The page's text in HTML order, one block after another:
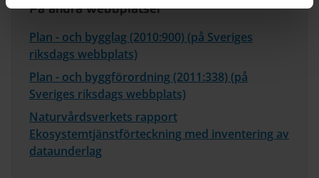
På andra webbplatser
Plan - och bygglag (2010:900) (på Sveriges
riksdags webbplats)
Plan - och byggförordning (2011:338) (på
Sveriges riksdags webbplats)
Naturvårdsverkets rapport
Ekosystemtjänstförteckning med inventering av
dataunderlag